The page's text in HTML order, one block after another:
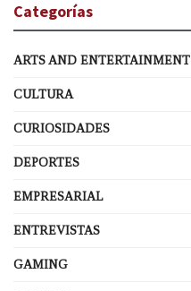
Categorías
ARTS AND ENTERTAINMENT
CULTURA
CURIOSIDADES
DEPORTES
EMPRESARIAL
ENTREVISTAS
GAMING